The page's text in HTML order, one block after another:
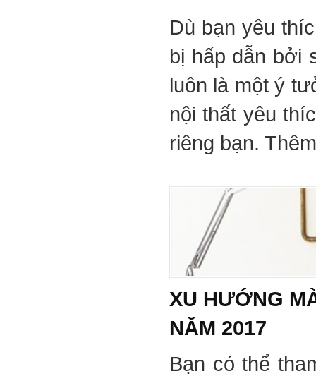
Dù bạn yêu
bị hấp dẫn bởi
luôn là một ý
nội thất yêu
riêng bạn.
XU HƯỚNG
NĂM 2017
Bạn có thể